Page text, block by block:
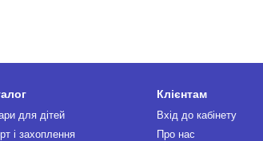
для дітей
і захоплення
Клієнтам
Вхід до кабінету
Про нас